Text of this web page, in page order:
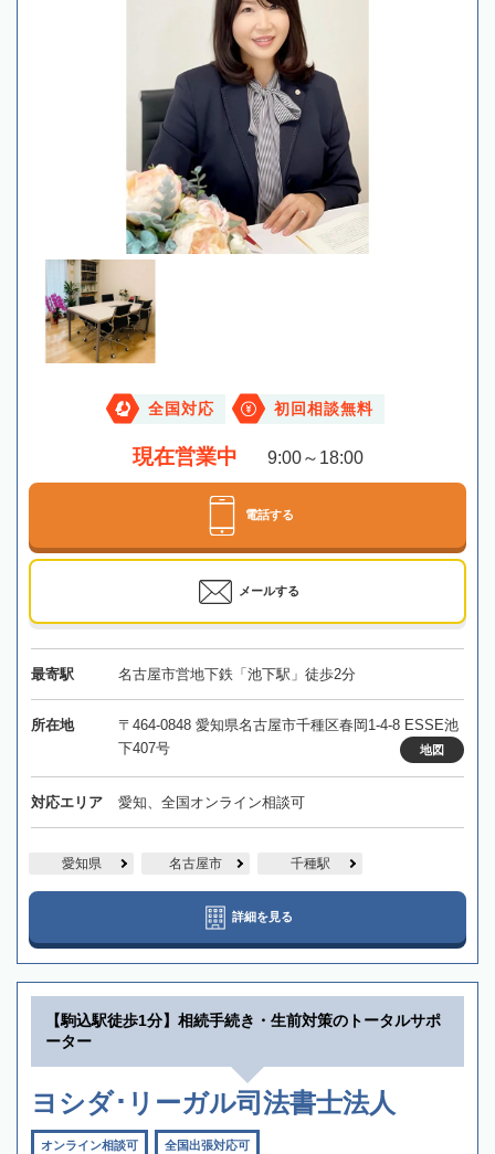
全国対応 初回相談無料
現在営業中 9:00～18:00
電話する
メールする
最寄駅 名古屋市営地下鉄「池下駅」徒歩2分
所在地
〒464-0848 愛知県名古屋市千種区春岡1-4-8 ESSE池
下407号
地図
対応エリア 愛知、全国オンライン相談可
愛知県 名古屋市 千種駅
詳細を見る
【駒込駅徒歩1分】相続手続き・生前対策のトータルサポ
ーター
ヨシダ･リーガル司法書士法人
オンライン相談可 全国出張対応可